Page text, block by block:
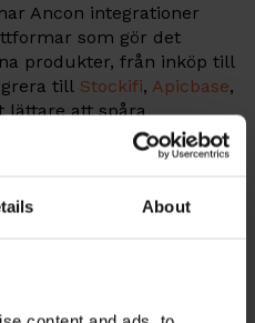
About
Ancon integrationer
som gör det
produkter, från inköp till
till Stockifi, Apicbase,
att spåra
optimera inköp och
finns tillgänglig. Med
minska svinn och